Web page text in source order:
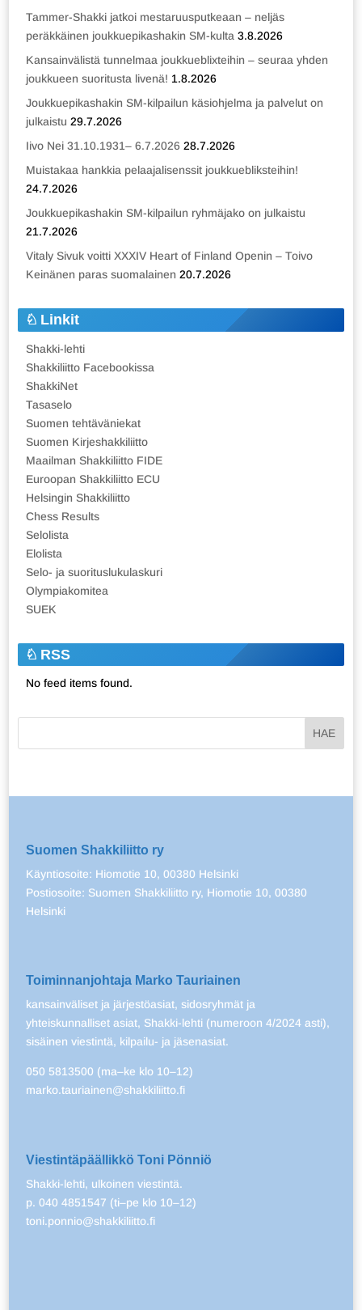
Tammer-Shakki jatkoi mestaruusputkeaan – neljäs
peräkkäinen joukkuepikashakin SM-kulta 3.8.2026
Kansainvälistä tunnelmaa joukkueblixteihin – seuraa yhden
joukkueen suoritusta livenä! 1.8.2026
Joukkuepikashakin SM-kilpailun käsiohjelma ja palvelut on
julkaistu 29.7.2026
Iivo Nei 31.10.1931– 6.7.2026 28.7.2026
Muistakaa hankkia pelaajalisenssit joukkuebliksteihin!
24.7.2026
Joukkuepikashakin SM-kilpailun ryhmäjako on julkaistu
21.7.2026
Vitaly Sivuk voitti XXXIV Heart of Finland Openin – Toivo
Keinänen paras suomalainen 20.7.2026
Linkit
Shakki-lehti
Shakkiliitto Facebookissa
ShakkiNet
Tasaselo
Suomen tehtäväniekat
Suomen Kirjeshakkiliitto
Maailman Shakkiliitto FIDE
Euroopan Shakkiliitto ECU
Helsingin Shakkiliitto
Chess Results
Selolista
Elolista
Selo- ja suorituslukulaskuri
Olympiakomitea
SUEK
RSS
No feed items found.
Suomen Shakkiliitto ry
Käyntiosoite: Hiomotie 10, 00380 Helsinki
Postiosoite: Suomen Shakkiliitto ry, Hiomotie 10, 00380
Helsinki
Toiminnanjohtaja Marko Tauriainen
kansainväliset ja järjestöasiat, sidosryhmät ja
yhteiskunnalliset asiat, Shakki-lehti (numeroon 4/2024 asti),
sisäinen viestintä, kilpailu- ja jäsenasiat.
050 5813500 (ma–ke klo 10–12)
marko.tauriainen@shakkiliitto.fi
Viestintäpäällikkö Toni Pönniö
Shakki-lehti, ulkoinen viestintä.
p. 040 4851547 (ti–pe klo 10–12)
toni.ponnio@shakkiliitto.fi